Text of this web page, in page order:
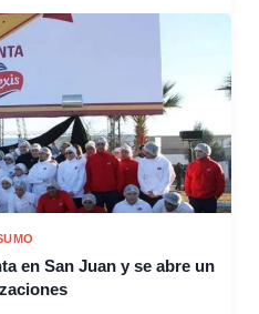
en San Juan y se abre un